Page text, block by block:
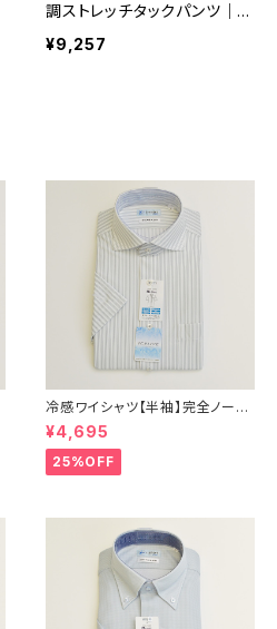
調ストレッチタックパンツ｜メ
ンズ 通年 k80142 ネイビー
¥9,257
冷感ワイシャツ【半袖】完全ノーア
イロン i-Shirt｜-2℃冷却 形態
安定 レギュラーシルエット カッタ
ウェイ ストライプ メンズ ビジネス
exha11-cw-12 L.グレー
¥4,695
25%OFF